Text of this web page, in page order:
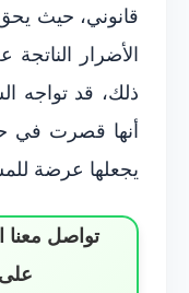
قانوني، حيث
الأضرار الناتجة
ذلك، قد تواجه
أنها قصرت في
يجعلها عرضة
تواصل معنا